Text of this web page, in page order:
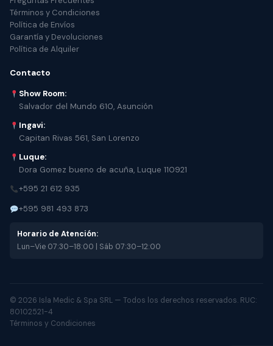
Términos y Condiciones
Política de Envíos
Garantía y Devoluciones
Política de Alquiler
Contacto
Show Room:
Salvador del Mundo 610, Asunción
Ingavi:
Capitan Rivas 561, San Lorenzo
Luque:
Dora Gomez bueno de acuña, Luque 110921
+595 21 612 935
+595 981 493 873
Horario de Atención:
Lun–Vie 07:30–18:00 | Sáb 07:30–12:00
© 2026 Isla Medic & Spa SRL — Todos los derechos reservados. RUC:
80102521-4
Términos y Condiciones